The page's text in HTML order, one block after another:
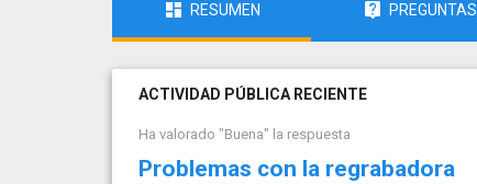
RESUMEN PREGUNTAS
ACTIVIDAD PÚBLICA RECIENTE
Ha valorado "Buena" la respuesta
Problemas con la regrabadora